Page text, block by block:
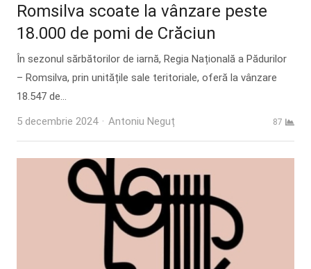
Romsilva scoate la vânzare peste
18.000 de pomi de Crăciun
În sezonul sărbătorilor de iarnă, Regia Națională a Pădurilor
– Romsilva, prin unitățile sale teritoriale, oferă la vânzare
18.547 de…
5 decembrie 2024
Author
Antoniu Neguț 87